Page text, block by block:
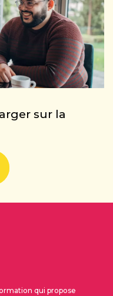
sur la
qui propose